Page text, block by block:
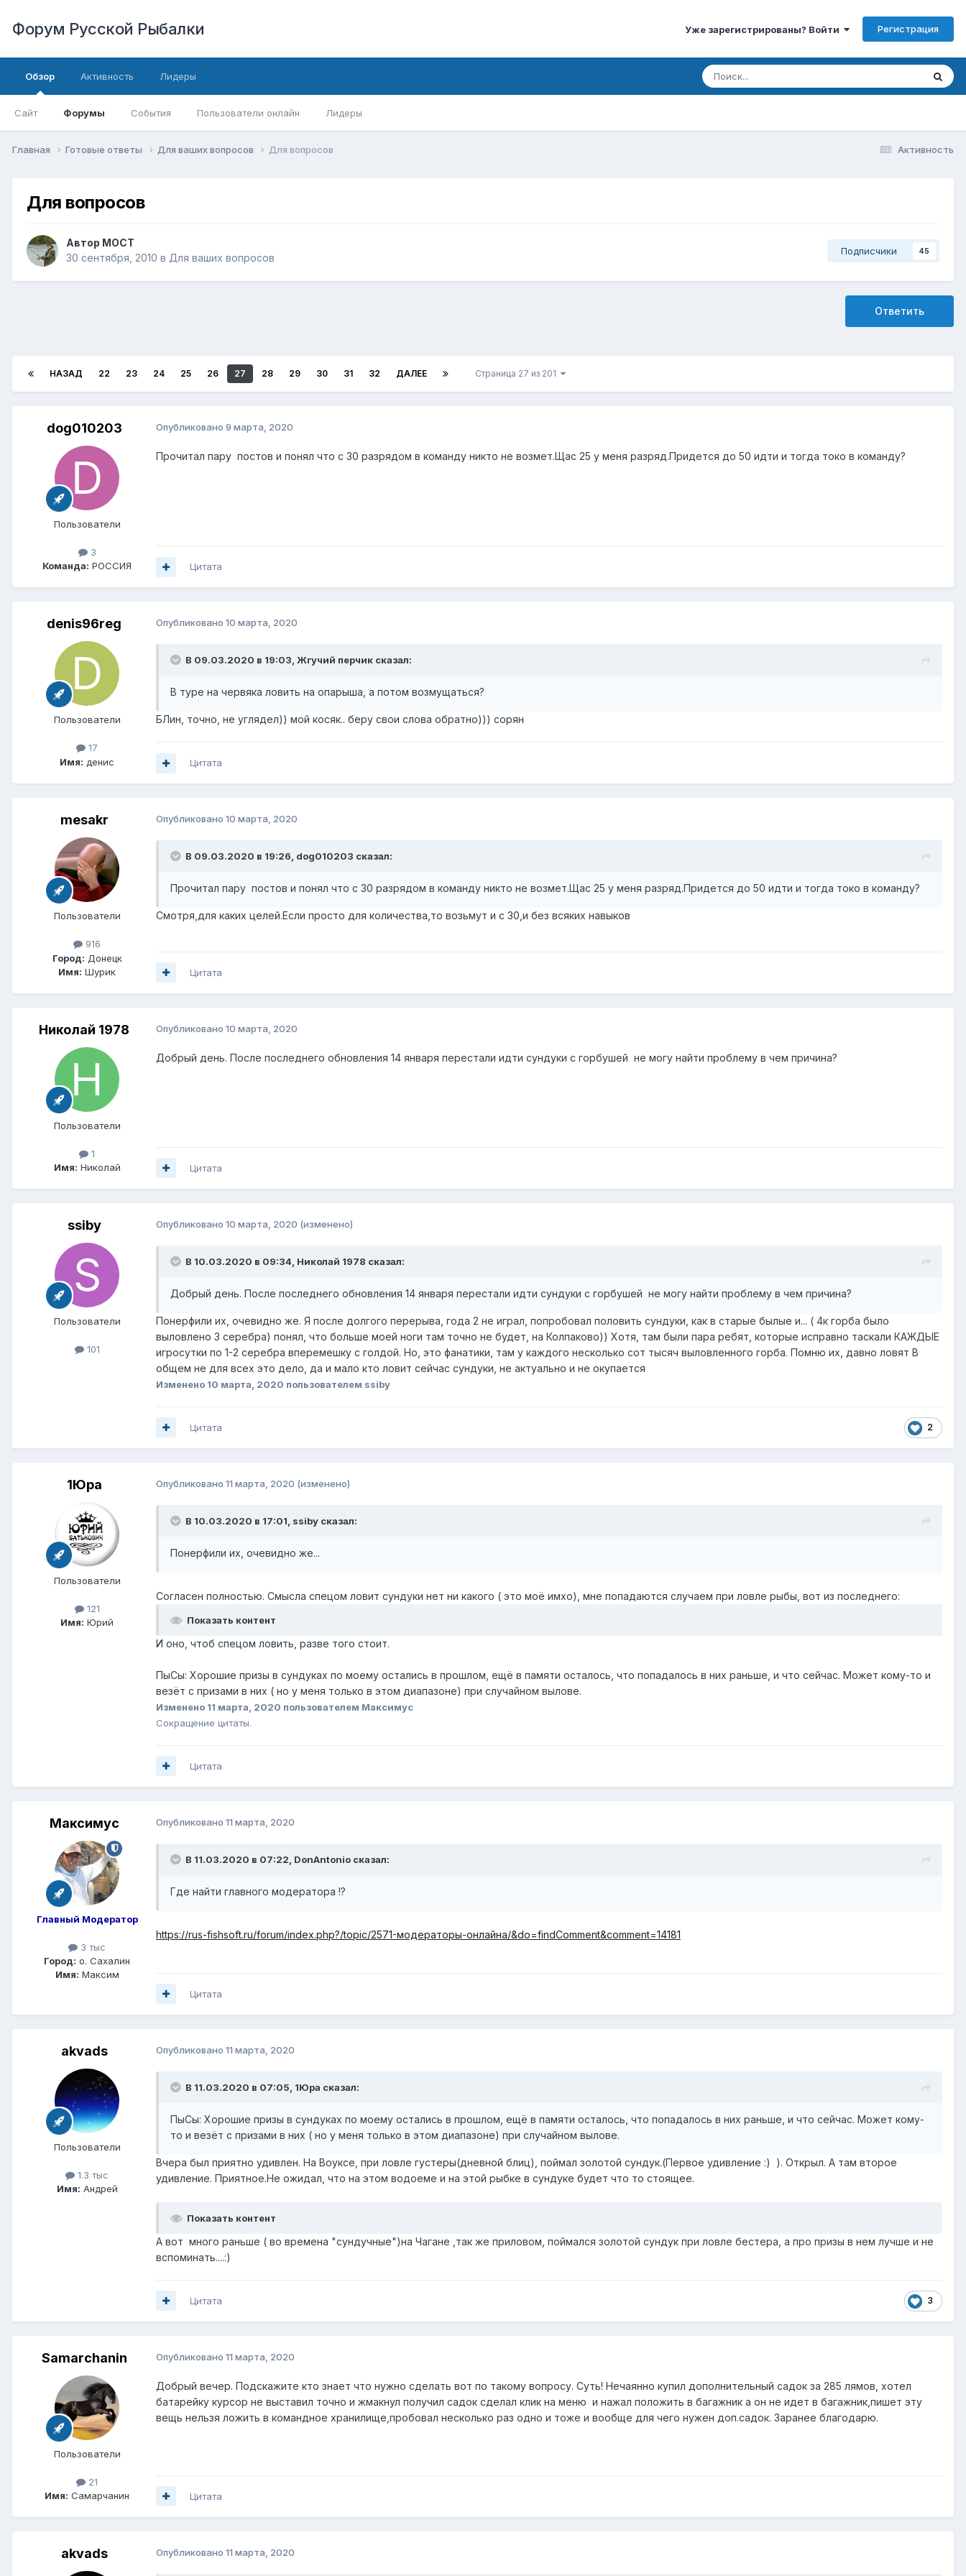
Форум Русской Рыбалки Уже зарегистрированы? Войти Регистрация
Обзор
Сайт Форумы События Пользователи онлайн Лидеры
Активность Лидеры
Активность
Главная Готовые ответы Для ваших вопросов Для вопросов
Для вопросов
Автор MOCT
30 сентября, 2010 в Для ваших вопросов
Подписчики 45
Ответить
НАЗАД 22 23 24 25 26 27 28 29 30 31 32 ДАЛЕЕ Страница 27 из 201
dog010203
Пользователи
3
Команда: РОССИЯ
Опубликовано 9 марта, 2020
Прочитал пару постов и понял что с 30 разрядом в команду никто не возмет.Щас 25 у меня разряд.Придется до 50 идти и тогда токо в команду?
Цитата
denis96reg
Пользователи
17
Имя: денис
Опубликовано 10 марта, 2020
В 09.03.2020 в 19:03, Жгучий перчик сказал:
В туре на червяка ловить на опарыша, а потом возмущаться?
БЛин, точно, не углядел)) мой косяк.. беру свои слова обратно))) сорян
Цитата
mesakr
Пользователи
916
Город: Донецк
Имя: Шурик
Опубликовано 10 марта, 2020
В 09.03.2020 в 19:26, dog010203 сказал:
Прочитал пару постов и понял что с 30 разрядом в команду никто не возмет.Щас 25 у меня разряд.Придется до 50 идти и тогда токо в команду?
Смотря,для каких целей.Если просто для количества,то возьмут и с 30,и без всяких навыков
Цитата
Николай 1978
Пользователи
1
Имя: Николай
Опубликовано 10 марта, 2020
Добрый день. После последнего обновления 14 января перестали идти сундуки с горбушей не могу найти проблему в чем причина?
Цитата
ssiby
Пользователи
101
Опубликовано 10 марта, 2020 (изменено)
В 10.03.2020 в 09:34, Николай 1978 сказал:
Добрый день. После последнего обновления 14 января перестали идти сундуки с горбушей не могу найти проблему в чем причина?
Понерфили их, очевидно же. Я после долгого перерыва, года 2 не играл, попробовал половить сундуки, как в старые былые и... ( 4к горба было
выловлено 3 серебра) понял, что больше моей ноги там точно не будет, на Колпаково)) Хотя, там были пара ребят, которые исправно таскали КАЖДЫЕ
игросутки по 1-2 серебра вперемешку с голдой. Но, это фанатики, там у каждого несколько сот тысяч выловленного горба. Помню их, давно ловят В
общем не для всех это дело, да и мало кто ловит сейчас сундуки, не актуально и не окупается
Изменено 10 марта, 2020 пользователем ssiby
2
Цитата
1Юра
Пользователи
121
Имя: Юрий
Опубликовано 11 марта, 2020 (изменено)
В 10.03.2020 в 17:01, ssiby сказал:
Понерфили их, очевидно же...
Согласен полностью. Смысла спецом ловит сундуки нет ни какого ( это моё имхо), мне попадаются случаем при ловле рыбы, вот из последнего:
Показать контент
И оно, чтоб спецом ловить, разве того стоит.
ПыСы: Хорошие призы в сундуках по моему остались в прошлом, ещё в памяти осталось, что попадалось в них раньше, и что сейчас. Может кому-то и
везёт с призами в них ( но у меня только в этом диапазоне) при случайном вылове.
Изменено 11 марта, 2020 пользователем Максимус
Сокращение цитаты.
Цитата
Максимус
Главный Модератор
3 тыс
Город: о. Сахалин
Имя: Максим
Опубликовано 11 марта, 2020
В 11.03.2020 в 07:22, DonAntonio сказал:
Где найти главного модератора !?
https://rus-fishsoft.ru/forum/index.php?/topic/2571-модераторы-онлайна/&do=findComment&comment=14181
Цитата
akvads
Пользователи
1.3 тыс
Имя: Андрей
Опубликовано 11 марта, 2020
В 11.03.2020 в 07:05, 1Юра сказал:
ПыСы: Хорошие призы в сундуках по моему остались в прошлом, ещё в памяти осталось, что попадалось в них раньше, и что сейчас. Может кому-
то и везёт с призами в них ( но у меня только в этом диапазоне) при случайном вылове.
Вчера был приятно удивлен. На Воуксе, при ловле густеры(дневной блиц), поймал золотой сундук.(Первое удивление :) ). Открыл. А там второе
удивление. Приятное.Не ожидал, что на этом водоеме и на этой рыбке в сундуке будет что то стоящее.
Показать контент
А вот много раньше ( во времена "сундучные")на Чагане ,так же приловом, поймался золотой сундук при ловле бестера, а про призы в нем лучше и не
вспоминать....:)
3
Цитата
Samarchanin
Пользователи
21
Имя: Самарчанин
Опубликовано 11 марта, 2020
Добрый вечер. Подскажите кто знает что нужно сделать вот по такому вопросу. Суть! Нечаянно купил дополнительный садок за 285 лямов, хотел
батарейку курсор не выставил точно и жмакнул получил садок сделал клик на меню и нажал положить в багажник а он не идет в багажник,пишет эту
вещь нельзя ложить в командное хранилище,пробовал несколько раз одно и тоже и вообще для чего нужен доп.садок. Заранее благодарю.
Цитата
akvads Опубликовано 11 марта, 2020